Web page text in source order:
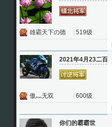
雄霸天下の德 519级
2021年4月23二百
傲灬无双 600级
你们的霸霸世